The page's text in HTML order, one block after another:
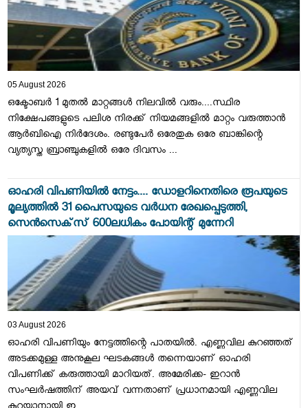
05 August 2026
ഒക്ടോബര്‍ 1 മുതല്‍ മാറ്റങ്ങള്‍ നിലവില്‍ വരും....സ്ഥിര
നിക്ഷേപങ്ങളുടെ പലിശ നിരക്ക് നിയമങ്ങളില്‍ മാറ്റം വരുത്താന്‍
ആര്‍ബിഐ നിര്‍ദേശം. രണ്ടുപേര്‍ ഒരേതുക ഒരേ ബാങ്കിന്റെ
വ്യത്യസ്ത ബ്രാഞ്ചുകളില്‍ ഒരേ ദിവസം ...
ഓഹരി വിപണിയിൽ നേട്ടം.... ഡോളറിനെതിരെ രൂപയുടെ
മൂല്യത്തില്‍ 31 പൈസയുടെ വര്‍ധന രേഖപ്പെടുത്തി,
സെന്‍സെക്‌സ് 600ലധികം പോയിന്റ് മുന്നേറി
03 August 2026
ഓഹരി വിപണിയും നേട്ടത്തിന്റെ പാതയിൽ. എണ്ണവില കുറഞ്ഞത്
അടക്കമുള്ള അനുകൂല ഘടകങ്ങള്‍ തന്നെയാണ് ഓഹരി
വിപണിക്ക് കരുത്തായി മാറിയത്. അമേരിക്ക- ഇറാന്‍
സംഘര്‍ഷത്തിന് അയവ് വന്നതാണ് പ്രധാനമായി എണ്ണവില